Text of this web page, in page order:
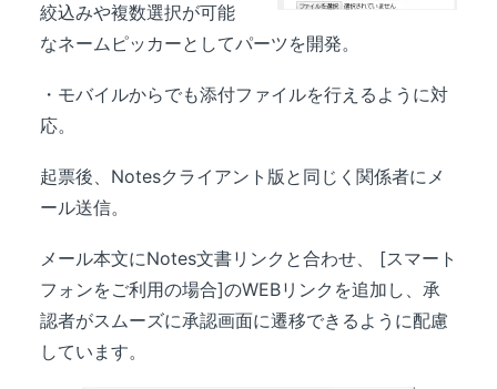
絞込みや複数選択が可能
なネームピッカーとしてパーツを開発。
・モバイルからでも添付ファイルを行えるように対
応。
起票後、Notesクライアント版と同じく関係者にメ
ール送信。
メール本文にNotes文書リンクと合わせ、 [スマート
フォンをご利用の場合]のWEBリンクを追加し、承
認者がスムーズに承認画面に遷移できるように配慮
しています。